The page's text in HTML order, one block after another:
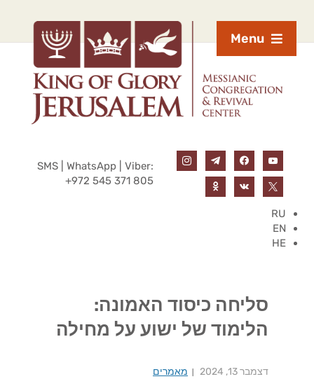
Menu
SMS | WhatsApp | Viber:
+972 545 371 805
RU
EN
HE
סליחה כיסוד האמונה:
הלימוד של ישוע על מחילה
דצמבר 13, 2024 מאמרים